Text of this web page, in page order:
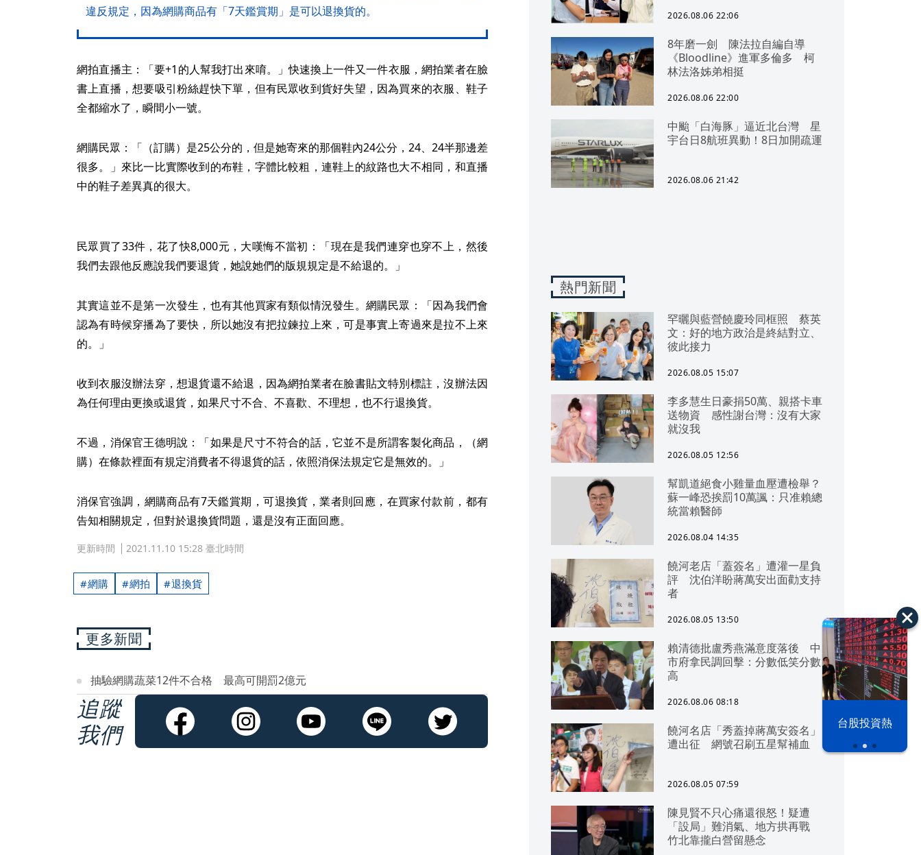
之下
台股投資熱
違反規定，因為網購商品有「7天鑑賞期」是可以退換貨的。
網拍直播主：「要+1的人幫我打出來唷。」快速換上一件又一件衣服，網拍業者在臉
書上直播，想要吸引粉絲趕快下單，但有民眾收到貨好失望，因為買來的衣服、鞋子
全都縮水了，瞬間小一號。
網購民眾：「（訂購）是25公分的，但是她寄來的那個鞋內24公分，24、24半那邊差
很多。」來比一比實際收到的布鞋，字體比較粗，連鞋上的紋路也大不相同，和直播
中的鞋子差異真的很大。
民眾買了33件，花了快8,000元，大嘆悔不當初：「現在是我們連穿也穿不上，然後
我們去跟他反應說我們要退貨，她說她們的版規規定是不給退的。」
其實這並不是第一次發生，也有其他買家有類似情況發生。網購民眾：「因為我們會
認為有時候穿播為了要快，所以她沒有把拉鍊拉上來，可是事實上寄過來是拉不上來
的。」
收到衣服沒辦法穿，想退貨還不給退，因為網拍業者在臉書貼文特別標註，沒辦法因
為任何理由更換或退貨，如果尺寸不合、不喜歡、不理想，也不行退換貨。
不過，消保官王德明說：「如果是尺寸不符合的話，它並不是所謂客製化商品，（網
購）在條款裡面有規定消費者不得退貨的話，依照消保法規定它是無效的。」
消保官強調，網購商品有7天鑑賞期，可退換貨，業者則回應，在買家付款前，都有
告知相關規定，但對於退換貨問題，還是沒有正面回應。
更新時間 2021.11.10 15:28 臺北時間
網購 網拍 退換貨
更多新聞
抽驗網購蔬菜12件不合格 最高可開罰2億元
追蹤
我們
2026.08.06 22:06
8年磨一劍 陳法拉自編自導
《Bloodline》進軍多倫多 柯
林法洛姊弟相挺
2026.08.06 22:00
中颱「白海豚」逼近北台灣 星
宇台日8航班異動！8日加開疏運
2026.08.06 21:42
熱門新聞
罕曬與藍營饒慶玲同框照 蔡英
文：好的地方政治是終結對立、
彼此接力
2026.08.05 15:07
李多慧生日豪捐50萬、親搭卡車
送物資 感性謝台灣：沒有大家
就沒我
2026.08.05 12:56
幫凱道絕食小雞量血壓遭檢舉？
蘇一峰恐挨罰10萬諷：只准賴總
統當賴醫師
2026.08.04 14:35
饒河老店「蓋簽名」遭灌一星負
評 沈伯洋盼蔣萬安出面勸支持
者
2026.08.05 13:50
賴清德批盧秀燕滿意度落後 中
市府拿民調回擊：分數低笑分數
高
2026.08.06 08:18
饒河名店「秀蓋掉蔣萬安簽名」
遭出征 網號召刷五星幫補血
2026.08.05 07:59
陳見賢不只心痛還很怒！疑遭
「設局」難消氣、地方拱再戰
竹北靠攏白營留懸念